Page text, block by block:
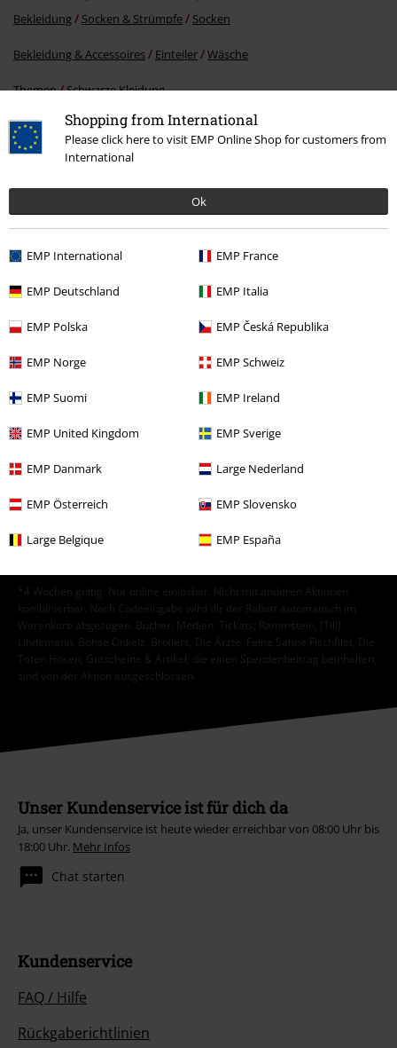
Shopping from International
Please click here to visit EMP Online Shop for customers from
International
Ok
EMP International EMP France
EMP Deutschland EMP Italia
EMP Polska EMP Česká Republika
EMP Norge EMP Schweiz
EMP Suomi EMP Ireland
EMP United Kingdom EMP Sverige
EMP Danmark Large Nederland
EMP Österreich EMP Slovensko
Large Belgique EMP España
Bekleidung Socken & Strümpfe Socken
Bekleidung & Accessoires Einteiler Wäsche
Themen Schwarze Kleidung
Männer Bekleidung Unterwäsche
Bekleidung Socken & Strümpfe
15%
E-Mail Newsletter
jetzt anmeldest!Mehr Infos
Ich bin damit einverstanden, den EMP-Newsletter zu erhalten und willige
ein, dass die E.M.P. Merchandising Handelsgesellschaft mbH meine
personenbezogenen Daten verarbeitet um mich individuell und
regelmäßig über ihr Angebot zu informieren. Die Verarbeitung meiner
derDatenschutzerklärung
. Ich kann meine Einwilligung jederzeit z. B.
Hierkann ich mich vom Newsletter wieder abmelden.
Anmelden
*4 Wochen gültig. Nur online einlösbar. Nicht mit anderen Aktionen
kombinierbar. Nach Codeeingabe wird dir der Rabatt automatisch im
Warenkorb abgezogen. Bücher, Medien, Tickets, Rammstein, (Till)
Lindemann, Böhse Onkelz, Broilers, Die Ärzte, Feine Sahne Fischfilet, Die
Toten Hosen, Gutscheine & Artikel, die einen Spendenbeitrag beinhalten,
sind von der Aktion ausgeschlossen.
Unser Kundenservice ist für dich da
Ja, unser Kundenservice ist heute wieder erreichbar von 08:00 Uhr bis
18:00 Uhr. Mehr Infos
Chat starten
Kundenservice
FAQ / Hilfe
Rückgaberichtlinien